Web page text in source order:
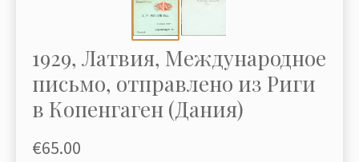
1929, Латвия, Международное
письмо, отправлено из Риги
в Копенгаген (Дания)
€65.00